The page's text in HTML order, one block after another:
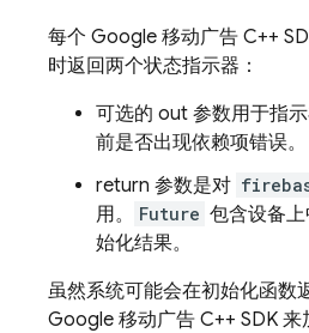
每个 Google 移动广告 C++
时返回两个状态指示器：
可选的 out 参数用于指
前是否出现依赖项错误。
return 参数是对
用。
Future 包含设备
始化结果。
虽然系统可能会在初始化函数
Google 移动广告 C++ SDK 来